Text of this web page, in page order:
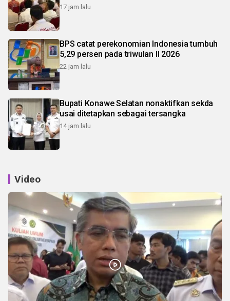
17 jam lalu
BPS catat perekonomian Indonesia tumbuh
5,29 persen pada triwulan II 2026
22 jam lalu
Bupati Konawe Selatan nonaktifkan sekda
usai ditetapkan sebagai tersangka
14 jam lalu
Video